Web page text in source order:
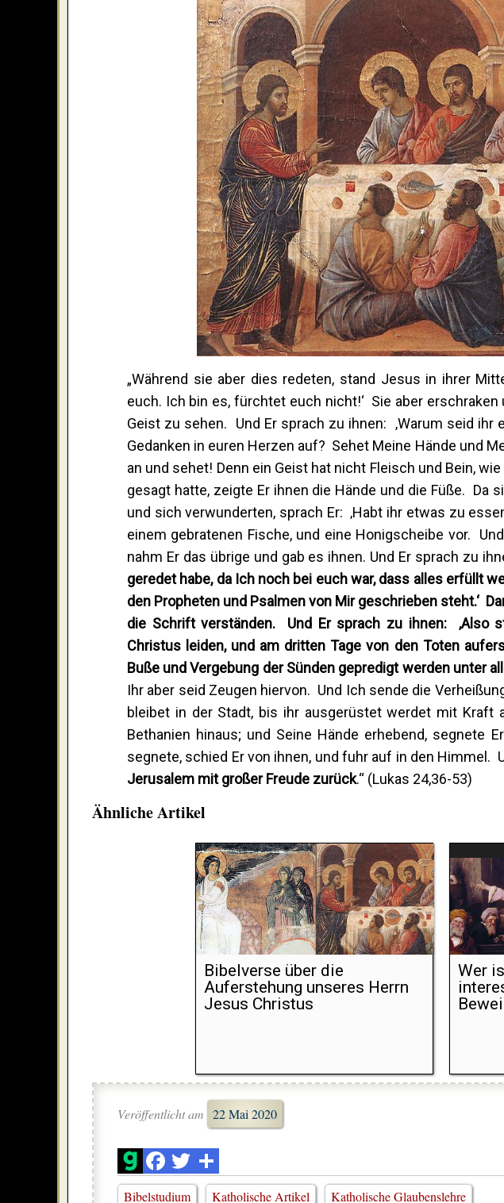
„Während sie aber dies redeten, stand Jesus in ihrer
euch. Ich bin es, fürchtet euch nicht!‘ Sie aber
Geist zu sehen. Und Er sprach zu ihnen: ‚Warum seid
Gedanken in euren Herzen auf? Sehet Meine Hände und
an und sehet! Denn ein Geist hat nicht Fleisch und Bein,
gesagt hatte, zeigte Er ihnen die Hände und die Füße. Da
und sich verwunderten, sprach Er: ‚Habt ihr etwas zu
einem gebratenen Fische, und eine Honigscheibe vor.
nahm Er das übrige und gab es ihnen. Und Er sprach zu
geredet habe, da Ich noch bei euch war, dass alles erfüllt
den Propheten und Psalmen von Mir geschrieben steht.‘
die Schrift verständen. Und Er sprach zu ihnen: ‚Also
Christus leiden, und am dritten Tage von den Toten
Buße und Vergebung der Sünden gepredigt werden unter
Ihr aber seid Zeugen hiervon. Und Ich sende die
bleibet in der Stadt, bis ihr ausgerüstet werdet mit Kraft
Bethanien hinaus; und Seine Hände erhebend, segnete
segnete, schied Er von ihnen, und fuhr auf in den Himmel.
Jerusalem mit großer Freude zurück.“ (Lukas 24,36-53)
Ähnliche Artikel
Bibelverse über die
Auferstehung unseres Herrn
Jesus Christus
Wer
Veröffentlicht am 22 Mai 2020
Bibelstudium Katholische Artikel Katholische Glaubenslehre